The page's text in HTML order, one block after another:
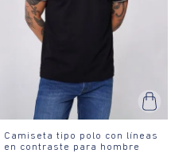
Camiseta tipo polo con líneas
en contraste para hombre